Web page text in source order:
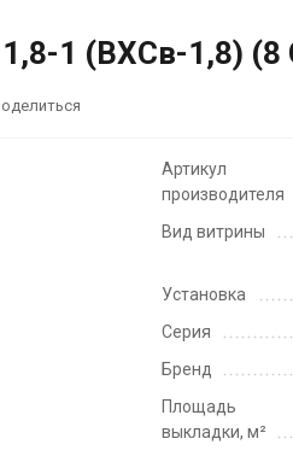
1 (ВХСв-1,8) (8
Артикул
производителя
Вид витрины
Установка
Серия
Бренд
Площадь
выкладки, м²